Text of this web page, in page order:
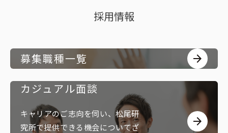
採用情報
募集職種一覧 arrow_forward
カジュアル面談
キャリアのご志向を伺い、松尾研
究所で提供できる機会についてざ
arrow_forward